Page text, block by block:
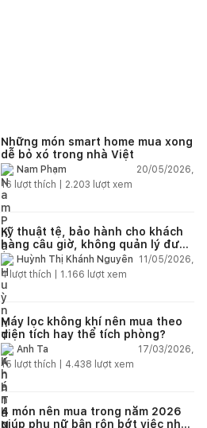
Những món smart home mua xong
dễ bỏ xó trong nhà Việt
Nam Phạm
20/05/2026,
16 lượt thích | 2.203 lượt xem
Kỹ thuật tệ, bảo hành cho khách
hàng câu giờ, không quản lý được
nhân viên xây dựng của mình,
điện nhẹ, điện nước, tường quá
kém. Luôn đổ lỗi cho nhân viên.
Bảo hành quá tệ, tôi phải đợi rất
lâu mới dc bảo hành, liên hệ để
được bảo hành thì bơ khách
Huỳnh Thị Khánh Nguyên
11/05/2026,
4lượt thích | 1.166 lượt xem
Máy lọc không khí nên mua theo
diện tích hay thể tích phòng?
Anh Ta
17/03/2026,
15 lượt thích | 4.438 lượt xem
4 món nên mua trong năm 2026
giúp phụ nữ bận rộn bớt việc nhà,